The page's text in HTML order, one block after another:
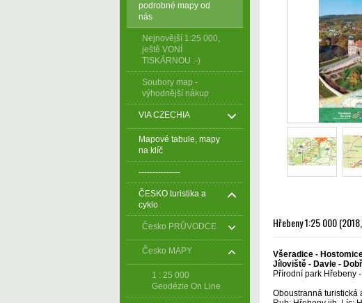
podrobné mapy od
nás
Nejnovější 1:25 000,
ještě VONÍ
TISKÁRNOU :-)
Soubory map -
výhodnější nákup
VIA CZECHIA
Mapové tabule, mapy
na klíč
---------------
ČESKO turistika a
cyklo
Česko PRŮVODCE
Česko MAPY
1 : 25 000
Geodézie On Line
Hřebeny 1:25 000
Všeradice -
Jíloviště - Davle -
Přírodní park Hřebeny
Oboustranná turistická